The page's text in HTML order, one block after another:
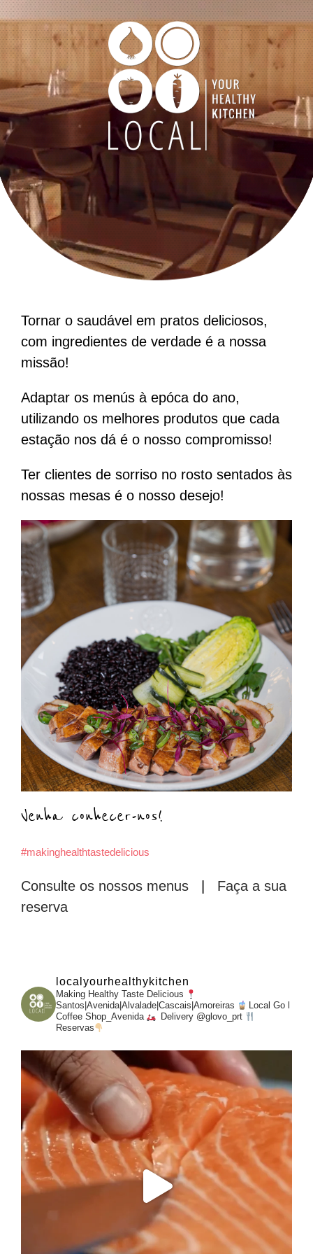
MENUS
RESTAURANTES
LOCAL GO
JUNTA-TE A NÓS
BE LOCAL APP
Tornar o saudável em pratos deliciosos,
com ingredientes de verdade é a nossa
missão!
Adaptar os menús à epóca do ano,
utilizando os melhores produtos que cada
estação nos dá é o nosso compromisso!
Ter clientes de sorriso no rosto sentados às
nossas mesas é o nosso desejo!
Venha conhecer-nos!
#makinghealthtastedelicious
Consulte os nossos menus| Faça a sua
reserva
localyourhealthykitchen
Making Healthy Taste Delicious
Santos|Avenida|Alvalade|Cascais|Amoreiras
Local Go l
Coffee Shop_Avenida
Delivery @glovo_prt
Reservas